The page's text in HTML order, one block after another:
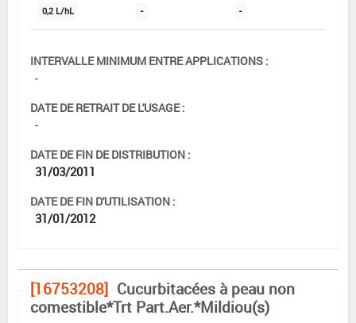
0,2 L/hL - -
INTERVALLE MINIMUM ENTRE APPLICATIONS :
-
DATE DE RETRAIT DE L'USAGE :
-
DATE DE FIN DE DISTRIBUTION :
31/03/2011
DATE DE FIN D'UTILISATION :
31/01/2012
[16753208] Cucurbitacées à peau non
comestible*Trt Part.Aer.*Mildiou(s)